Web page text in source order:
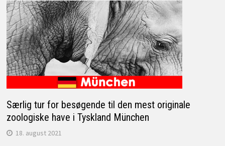
Særlig tur for besøgende til den mest originale
zoologiske have i Tyskland München
18. august 2021